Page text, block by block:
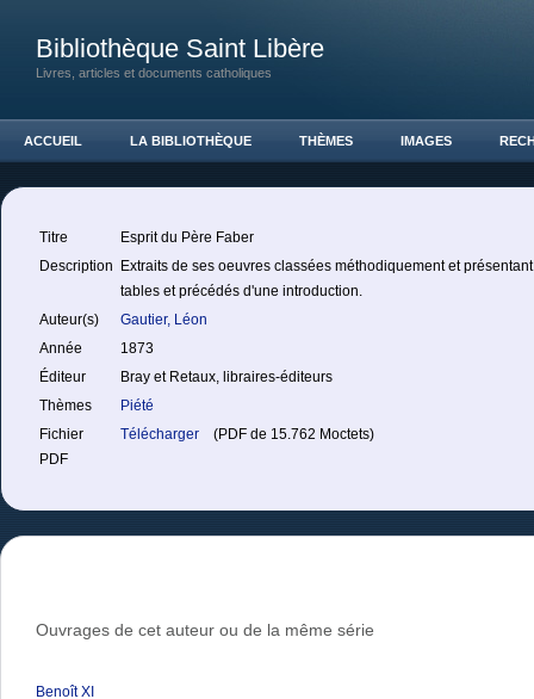
Bibliothèque Saint Libère
Livres, articles et documents catholiques
ACCUEIL LA BIBLIOTHÈQUE THÈMES IMAGES
Titre
Esprit du Père Faber
Description
Extraits de ses oeuvres classées méthodiquement et
tables et précédés d'une introduction.
Auteur(s)
Gautier, Léon
Année
1873
Éditeur
Bray et Retaux, libraires-éditeurs
Thèmes
Piété
Fichier
PDF
Télécharger (PDF de 15.762 Moctets)
Ouvrages de cet auteur ou de la même série
Benoît XI